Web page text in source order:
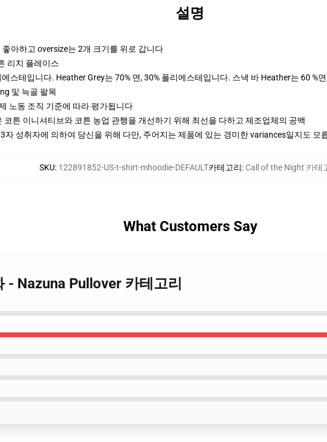
설명
아하고 oversize는 2개 크기를 위로 갑니다
리치 플레이스
스테입니다. Heather Grey는 70% 면, 30% 폴리에스테입니다. 스낵 바 Heather는 60 %
및 늑골 팔목
노동 조직 기준에 따라 평가됩니다
코튼 이니셔티브와 코튼 농업 관행을 개선하기 위해 최선을 다하고 제조업체의 공백
자 성취자에 의하여 당신을 위해 다만, 주어지는 제품에 있는 경미한 variances일지도 모
SKU: 122891852-US-t-shirt-mhoodie-DEFAULT카테고리: Call of the Night 카테
What Customers Say
Nazuna Pullover 카테고리